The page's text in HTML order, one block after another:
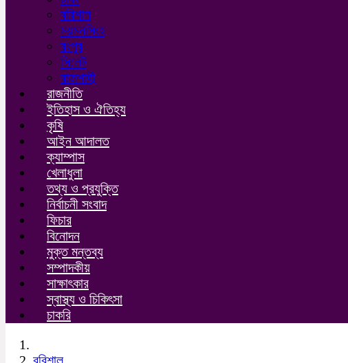
বরিশাল
ময়মনসিংহ
রংপুর
সিলেট
রাজশাহী
রাজনীতি
ইতিহাস ও ঐতিহ্য
কৃষি
আইন আদালত
ক্যাম্পাস
খেলাধুলা
তথ্য ও প্রযুক্তি
নির্বাচনী সংবাদ
ফিচার
বিনোদন
মুক্ত মন্তব্য
সম্পাদকীয়
সাক্ষাৎকার
স্বাস্থ্য ও চিকিৎসা
চাকরি